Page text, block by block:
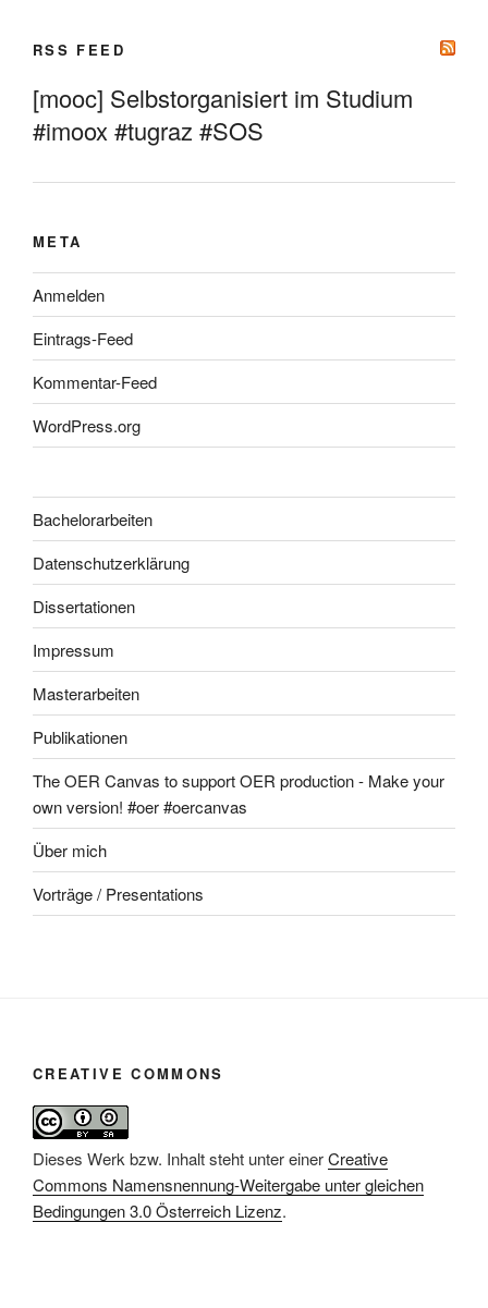
RSS FEED
[mooc] Selbstorganisiert im Studium
#imoox #tugraz #SOS
META
Anmelden
Eintrags-Feed
Kommentar-Feed
WordPress.org
Bachelorarbeiten
Datenschutzerklärung
Dissertationen
Impressum
Masterarbeiten
Publikationen
The OER Canvas to support OER production - Make your
own version! #oer #oercanvas
Über mich
Vorträge / Presentations
CREATIVE COMMONS
Dieses Werk bzw. Inhalt steht unter einerCreative
Commons Namensnennung-Weitergabe unter gleichen
Bedingungen 3.0 Österreich Lizenz.